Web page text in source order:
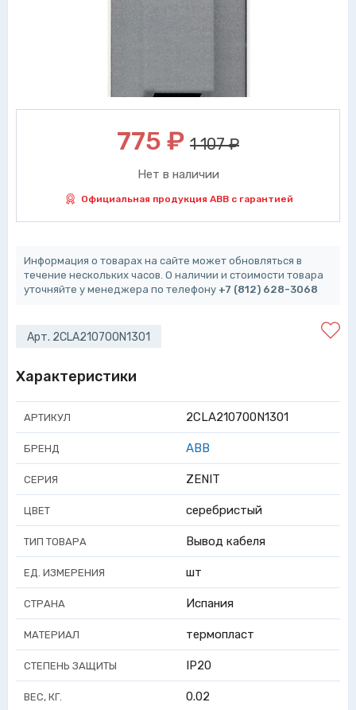
775 ₽ 1 107 ₽
Нет в наличии
Официальная продукция ABB с гарантией
Информация о товарах на сайте может обновляться в
течение нескольких часов. О наличии и стоимости товара
уточняйте у менеджера по телефону +7 (812) 628-3068
Арт. 2CLA210700N1301
Характеристики
АРТИКУЛ 2CLA210700N1301
БРЕНД ABB
СЕРИЯ ZENIT
ЦВЕТ серебристый
ТИП ТОВАРА Вывод кабеля
ЕД. ИЗМЕРЕНИЯ шт
СТРАНА Испания
МАТЕРИАЛ термопласт
СТЕПЕНЬ ЗАЩИТЫ IP20
ВЕС, КГ. 0.02